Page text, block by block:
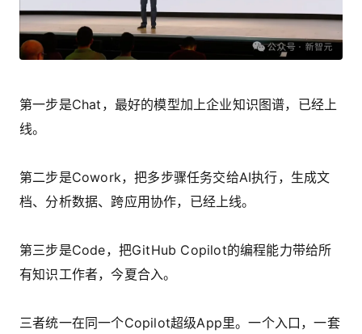
第一步是Chat，最好的模型加上企业知识图谱，已经上
线。
第二步是Cowork，把多步骤任务交给AI执行，生成文
档、分析数据、跨应用协作，已经上线。
第三步是Code，把GitHub Copilot的编程能力带给所
有知识工作者，今夏合入。
三者统一在同一个Copilot超级App里。一个入口，一套